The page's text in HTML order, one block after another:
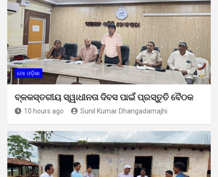
ମୋ ଓଡ଼ିଶା
ବ୍ଳକସ୍ତରୀୟ ସ୍ୱାଧୀନତା ଦିବସ ପାଇଁ ପ୍ରସ୍ତୁତି ବୈଠକ
10 hours ago Sunil Kumar Dhangadamajhi